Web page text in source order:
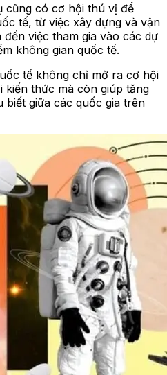
cũng có cơ hội thú vị để
tế, từ việc xây dựng và vận
việc tham gia vào các dự
không gian quốc tế.
tế không chỉ mở ra cơ hội
thức mà còn giúp tăng
biết giữa các quốc gia trên